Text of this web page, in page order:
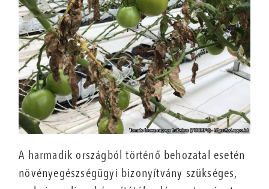
A harmadik országból történő behozatal esetén
növényegészségügyi bizonyítvány szükséges,